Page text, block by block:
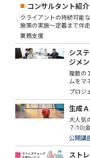
コンサルタント紹介
クライアントの持続可能
施策の実施～定着まで伴
業務支援
シス
ジメ
複数の
ムをマ
プロジ
生成
大人気
７/10(
公開講
スト